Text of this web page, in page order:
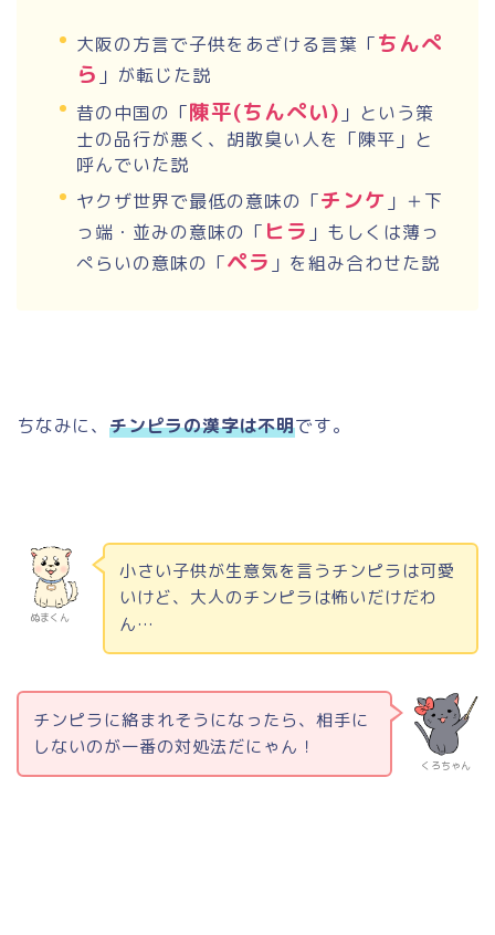
大阪の方言で子供をあざける言葉「ちんぺ
ら 」が転じた説
昔の中国の「陳平(ちんぺい) 」という策
士の品行が悪く、胡散臭い人を「陳平」と
呼んでいた説
ヤクザ世界で最低の意味の「チンケ 」＋下
っ端・並みの意味の「 ヒラ 」もしくは薄っ
ぺらいの意味の「ペラ 」を組み合わせた説
ちなみに、 チンピラの漢字は不明です。
ぬまくん
小さい子供が生意気を言うチンピラは可愛
いけど、大人のチンピラは怖いだけだわ
ん…
くろちゃん
チンピラに絡まれそうになったら、相手に
しないのが一番の対処法だにゃん！